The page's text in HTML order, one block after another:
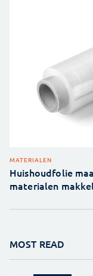
MATERIALEN
Huishoudfolie
materialen
MOST READ